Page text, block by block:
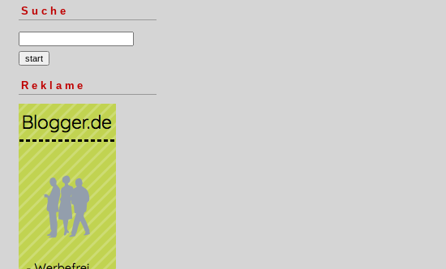
Suche
Reklame